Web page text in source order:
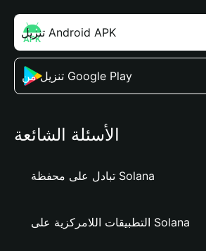
تنزيل Android APK
تنزيل من Google Play
الأسئلة الشائعة
تبادل على محفظة Solana
التطبيقات اللامركزية على Solana